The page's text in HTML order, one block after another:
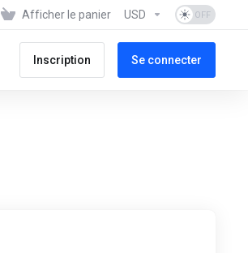
Afficher le panier USD
Inscription Se connecter